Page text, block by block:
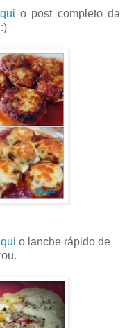
o post completo da
o lanche rápido de